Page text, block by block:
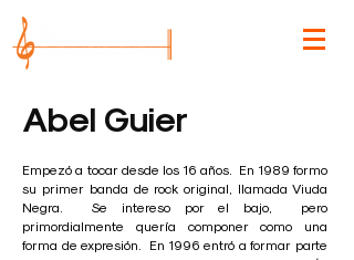
Abel Guier
Empezó a tocar desde los 16 años. En 1989 formo
su primer banda de rock original, llamada Viuda
Negra. Se intereso por el bajo, pero
primordialmente quería componer como una
forma de expresión. En 1996 entró a formar parte